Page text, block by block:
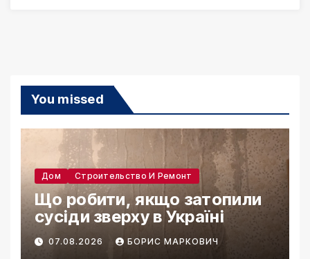
You missed
Дом Строительство И Ремонт
Що робити, якщо затопили
сусіди зверху в Україні
07.08.2026 БОРИС МАРКОВИЧ